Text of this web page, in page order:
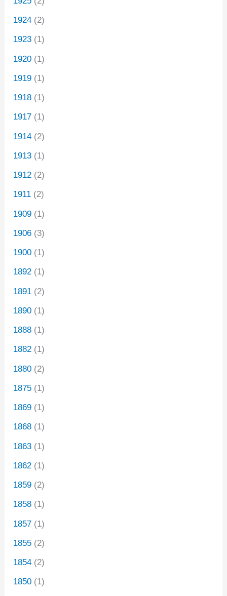
1924 (2)
1923 (1)
1920 (1)
1919 (1)
1918 (1)
1917 (1)
1914 (2)
1913 (1)
1912 (2)
1911 (2)
1909 (1)
1906 (3)
1900 (1)
1892 (1)
1891 (2)
1890 (1)
1888 (1)
1882 (1)
1880 (2)
1875 (1)
1869 (1)
1868 (1)
1863 (1)
1862 (1)
1859 (2)
1858 (1)
1857 (1)
1855 (2)
1854 (2)
1850 (1)